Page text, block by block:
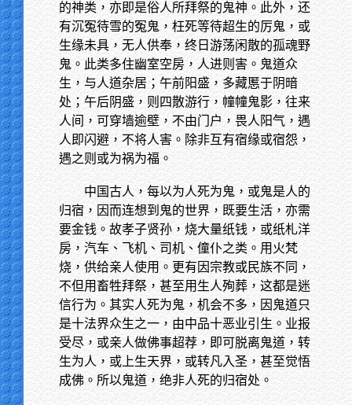
的神类，亦即是俗人所拜祭的鬼神。此外，还
有沉冤待雪的冤鬼，枉死等待超生的厉鬼，或
生缘未具，无人供奉，终日游荡闲散的孤魂野
鬼。此类多住幽室空房，人进则害。鬼道众
生，与人道杂居；午前阳盛，多藏慝于阴暗
处；午后阴盛，则四散游行，幢幢鬼影，往来
人间，可穿墙逾壁，不由门户，畏人阳气，遇
人即闪避，不将人害。除非互有宿缘或宿怨，
遇之则或为祸为福。
中国古人，每以为人死为鬼，或鬼是人的
归宿，因而连想到鬼的世界，既要生活，亦需
要金钱。故孝子贤孙，烧大量纸钱，或纸札洋
房，汽车、飞机、司机、僮仆之类。用火梵
烧，供给亲人使用。更有因宗教或民族不同，
不但用畜牲拜祭，甚至用生人殉葬，这都是迷
信行为。其实人死为鬼，机会不多，因鬼道只
是十法界众生之一，由中品十恶业引生。业报
受尽，或亲人做佛事超荐，即可脱离鬼道，转
生为人，或上生天界，或转凡入圣，甚至觉悟
成佛。所以鬼道，绝非人死的归宿处。